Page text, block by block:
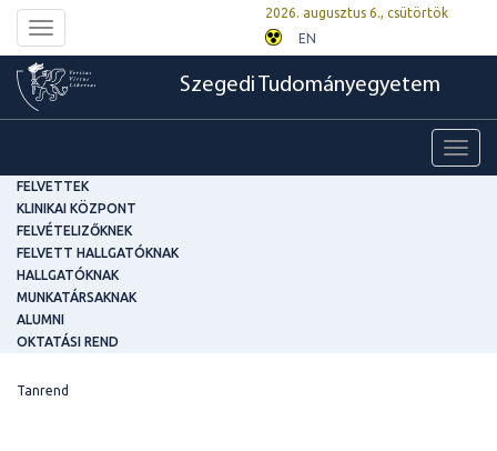
Toggle
navigation
2026. augusztus 6., csütörtök
EN
Szegedi Tudományegyetem
FELVETTEK
KLINIKAI KÖZPONT
FELVÉTELIZŐKNEK
FELVETT HALLGATÓKNAK
HALLGATÓKNAK
MUNKATÁRSAKNAK
ALUMNI
OKTATÁSI REND
Tanrend